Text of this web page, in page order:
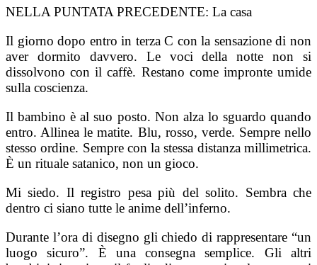
NELLA PUNTATA PRECEDENTE: La casa
Il giorno dopo entro in terza C con la sensazione di non
aver dormito davvero. Le voci della notte non si
dissolvono con il caffè. Restano come impronte umide
sulla coscienza.
Il bambino è al suo posto. Non alza lo sguardo quando
entro. Allinea le matite. Blu, rosso, verde. Sempre nello
stesso ordine. Sempre con la stessa distanza millimetrica.
È un rituale satanico, non un gioco.
Mi siedo. Il registro pesa più del solito. Sembra che
dentro ci siano tutte le anime dell’inferno.
Durante l’ora di disegno gli chiedo di rappresentare “un
luogo sicuro”. È una consegna semplice. Gli altri